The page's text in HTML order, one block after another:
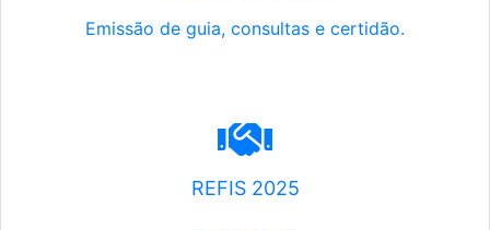
Emissão de guia, consultas e certidão.
REFIS 2025